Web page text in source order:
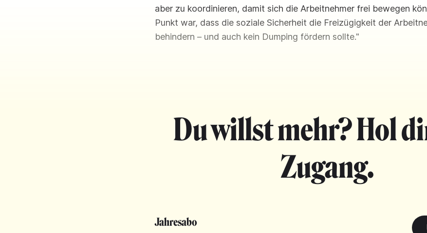
aber zu koordinieren, damit sich die Arbeitnehmer frei bewegen
Punkt war, dass die soziale Sicherheit die Freizügigkeit der
behindern – und auch kein Dumping fördern sollte."
Du willst mehr? Hol
Zugang.
Jahresabo